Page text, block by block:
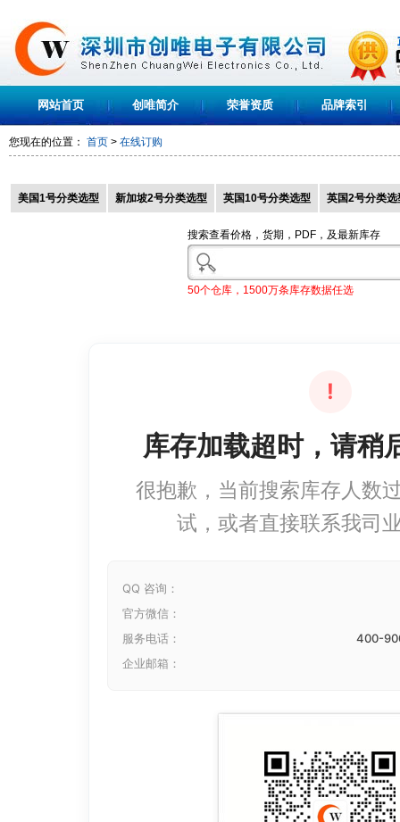
网站首页 创唯简介 荣誉资质 品牌索引
您现在的位置： 首页 > 在线订购
美国1号分类选型 新加坡2号分类选型 英国10号分类选型 英国2号分类选
搜索查看价格，货期，PDF，及最新库存
50个仓库，1500万条库存数据任选
!
库存加载超时，请稍
很抱歉，当前搜索库存人数
试，或者直接联系我司
QQ 咨询：
官方微信：
服务电话：
400-
企业邮箱：